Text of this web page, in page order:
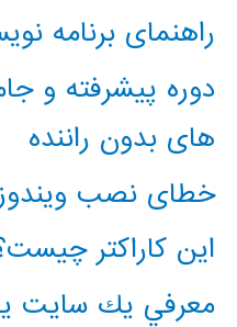
راهنمای برنامه
دوره پیشرفته و
های بدون راننده
خطای نصب ویندوز
این کاراکتر چیست؟
معرفي يك سايت